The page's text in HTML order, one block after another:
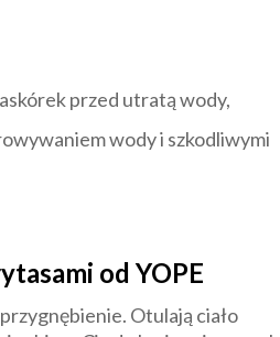
przed utratą wody,
wody i szkodliwymi
od YOPE
Otulają ciało